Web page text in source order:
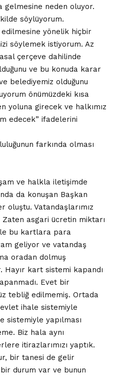
gelmesine neden oluyor.
söylüyorum.
edilmesine yönelik hiçbir
söylemek istiyorum. Az
çerçeve dahilinde
ve bu konuda karar
belediyemiz olduğunu
önümüzdeki kısa
yoluna girecek ve halkımız
edecek” ifadelerini
farkında olması
ve halkla iletişimde
da konuşan Başkan
oluştu. Vatandaşlarımız
asgari ücretin miktarı
bu kartlara para
geliyor ve vatandaş
oradan dolmuş
Hayır kart sistemi kapandı
Evet bir
tebliğ edilmemiş. Ortada
ihale sistemiyle
sistemiyle yapılması
Biz hala aynı
itirazlarımızı yaptık.
bir tanesi de gelir
durum var ve bunun